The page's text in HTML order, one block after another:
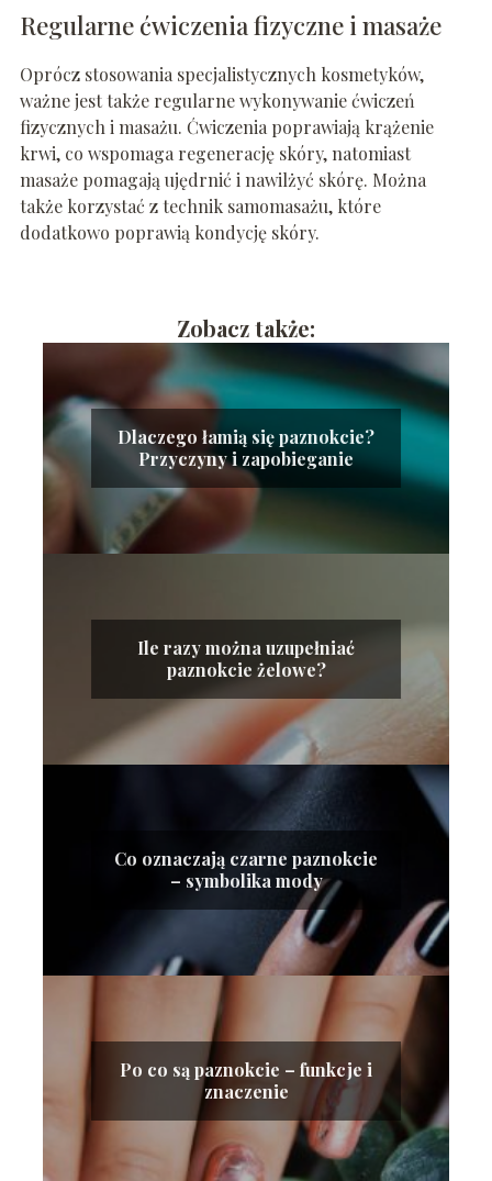
Regularne ćwiczenia fizyczne i masaże
Oprócz stosowania specjalistycznych kosmetyków,
ważne jest także regularne wykonywanie ćwiczeń
fizycznych i masażu. Ćwiczenia poprawiają krążenie
krwi, co wspomaga regenerację skóry, natomiast
masaże pomagają ujędrnić i nawilżyć skórę. Można
także korzystać z technik samomasażu, które
dodatkowo poprawią kondycję skóry.
Zobacz także:
Dlaczego łamią się paznokcie?
Przyczyny i zapobieganie
Ile razy można uzupełniać
paznokcie żelowe?
Co oznaczają czarne paznokcie
– symbolika mody
Po co są paznokcie – funkcje i
znaczenie